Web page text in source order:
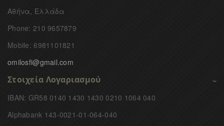
Αθήνα, Ελλάδα
Phone: 210 9657879
Mobile: 6981101821
omilosfi@gmail.com
Στοιχεία Λογαριασμού
IBAN: GR58 0140 1430 1430 0210 1064 040
Alphabank 143-0021-01-064-040